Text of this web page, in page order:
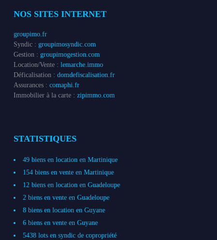
NOS SITES INTERNET
groupimo.fr
Syndic :groupimosyndic.com
Gestion :groupimogestion.com
Location/Vente :lemarche.immo
Déficalisation :domdefiscalisation.fr
Assurances :comaphi.fr
Immobilier à la carte :zipimmo.com
STATISTIQUES
49 biens en location en Martinique
154 biens en vente en Martinique
12 biens en location en Guadeloupe
2 biens en vente en Guadeloupe
8 biens en location en Guyane
6 biens en vente en Guyane
5438 lots en syndic de copropriété